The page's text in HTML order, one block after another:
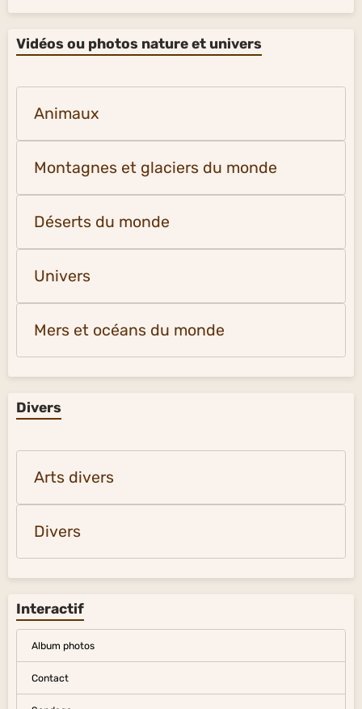
Vidéos ou photos nature et univers
Animaux
Montagnes et glaciers du monde
Déserts du monde
Univers
Mers et océans du monde
Divers
Arts divers
Divers
Interactif
Album photos
Contact